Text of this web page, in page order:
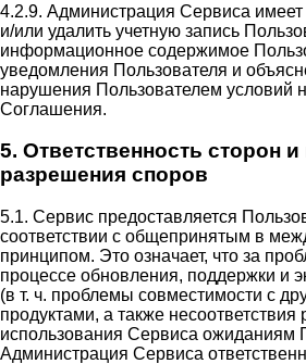
4.2.9. Администрация Сервиса имеет
и/или удалить учетную запись
информационное содержимое
уведомления Пользователя и
нарушения Пользователем условий
Соглашения.
5. Ответственность сторон
разрешения споров
5.1. Сервис предоставляется
соответствии с общепринятым в
принципом. Это означает, что за
процессе обновления, поддержки и
(в т. ч. проблемы совместимости с
продуктами, а также несоответствия
использования Сервиса ожиданиям
Администрация Сервиса